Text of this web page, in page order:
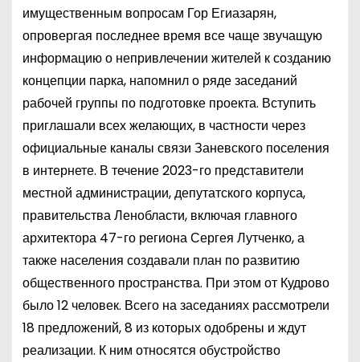
имущественным вопросам Гор Егиазарян,
опровергая последнее время все чаще звучащую
информацию о непривлечении жителей к созданию
концепции парка, напомнил о ряде заседаний
рабочей группы по подготовке проекта. Вступить
приглашали всех желающих, в частности через
официальные каналы связи Заневского поселения
в интернете. В течение 2023-го представители
местной администрации, депутатского корпуса,
правительства Ленобласти, включая главного
архитектора 47-го региона Сергея Лутченко, а
также населения создавали план по развитию
общественного пространства. При этом от Кудрово
было 12 человек. Всего на заседаниях рассмотрели
18 предложений, 8 из которых одобрены и ждут
реализации. К ним относятся обустройство